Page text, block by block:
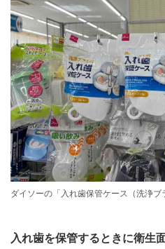
ダイソーの「入れ歯保管ケース（洗浄ブ
入れ歯を保管するときに衛生